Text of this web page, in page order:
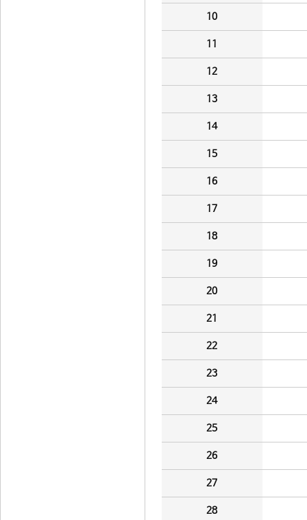
10
11
12
13
14
15
16
17
18
19
20
21
22
23
24
25
26
27
28